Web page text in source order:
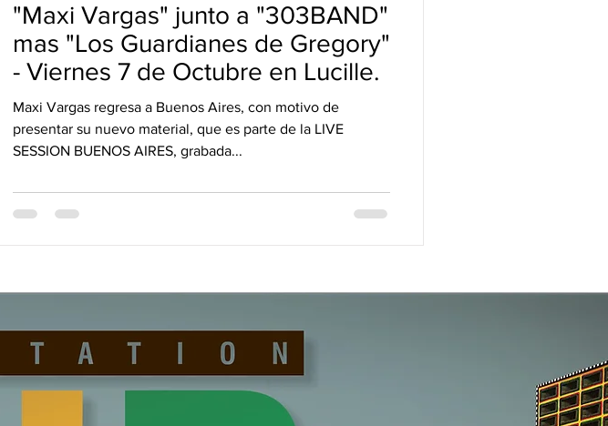
"Maxi Vargas" junto a "303BAND"
mas "Los Guardianes de Gregory"
- Viernes 7 de Octubre en Lucille.
Maxi Vargas regresa a Buenos Aires, con motivo de
presentar su nuevo material, que es parte de la LIVE
SESSION BUENOS AIRES, grabada...